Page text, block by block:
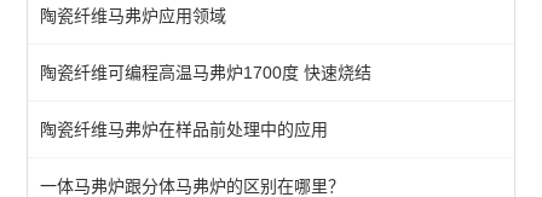
箱式马弗炉
分体式马弗炉
实验室马弗炉
箱式高温炉
陶瓷纤维马弗炉应用领域
陶瓷纤维可编程高温马弗炉1700度 快速烧结
陶瓷纤维马弗炉在样品前处理中的应用
一体马弗炉跟分体马弗炉的区别在哪里？